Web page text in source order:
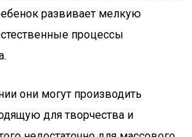
развивает мелкую
процессы
они могут производить
для творчества и